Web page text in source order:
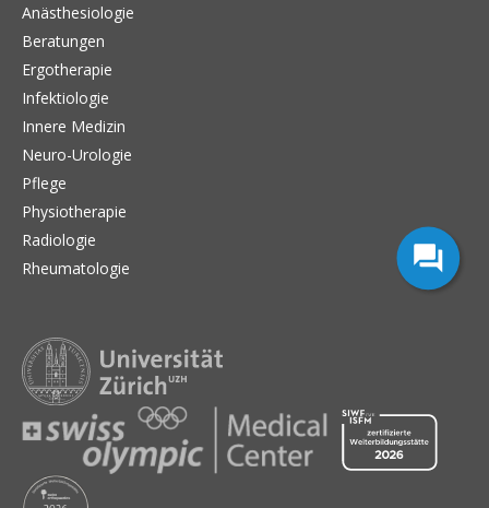
Anästhesiologie
Beratungen
Ergotherapie
Infektiologie
Innere Medizin
Neuro-Urologie
Pflege
Physiotherapie
Radiologie
Rheumatologie